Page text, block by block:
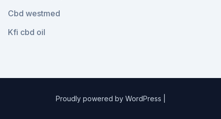
Cbd westmed
Kfi cbd oil
Proudly powered by WordPress